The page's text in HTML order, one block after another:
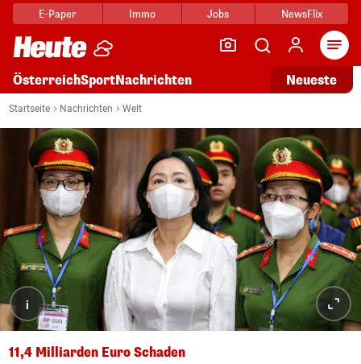
E-Paper Immo Jobs NewsFlix
ÖsterreichSportNachrichten Neueste
Startseite Nachrichten Welt
i
11,4 Milliarden Euro Schaden